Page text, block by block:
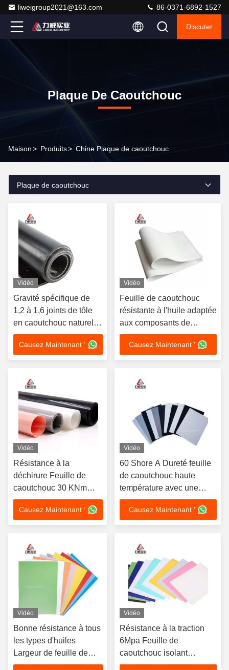
liweigroup2021@163.com 86-0371-6892-1527
Discuter
Plaque De Caoutchouc
Maison> Produits> Chine Plaque de caoutchouc
Plaque de caoutchouc
Vidéo
Gravité spécifique de
1,2 à 1,6 joints de tôle
en caoutchouc naturel
offrant une grande
élasticité et des
performances dans le
Causez Maintenant '
Vidéo
Feuille de caoutchouc
résistante à l'huile adaptée
aux composants de
moteurs automobiles, aux
systèmes hydrauliques et
aux machines industrielles
Causez Maintenant '
Vidéo
Résistance à la
déchirure Feuille de
caoutchouc 30 KNm
Excellente résistance au
vieillissement Tailles 1-
50 mm X 06-2 m X 1-20
applications
industrielles lourdes
Causez Maintenant '
Vidéo
60 Shore A Dureté feuille
de caoutchouc haute
température avec une
excellente résistance Idéal
pour les joints d'étanchéité
thermique et l'isolation
Causez Maintenant '
Vidéo
Bonne résistance à tous
les types d'huiles
Largeur de feuille de
caoutchouc 1 mètre
Vidéo
Résistance à la traction
6Mpa Feuille de
caoutchouc isolant
Matériau de revêtement de